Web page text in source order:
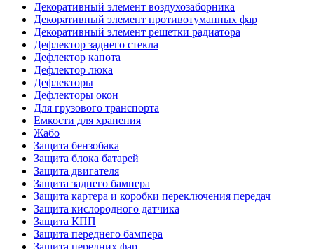
Декоративный элемент воздухозаборника
Декоративный элемент противотуманных фар
Декоративный элемент решетки радиатора
Дефлектор заднего стекла
Дефлектор капота
Дефлектор люка
Дефлекторы
Дефлекторы окон
Для грузового транспорта
Емкости для хранения
Жабо
Защита бензобака
Защита блока батарей
Защита двигателя
Защита заднего бампера
Защита картера и коробки переключения передач
Защита кислородного датчика
Защита КПП
Защита переднего бампера
Защита передних фар